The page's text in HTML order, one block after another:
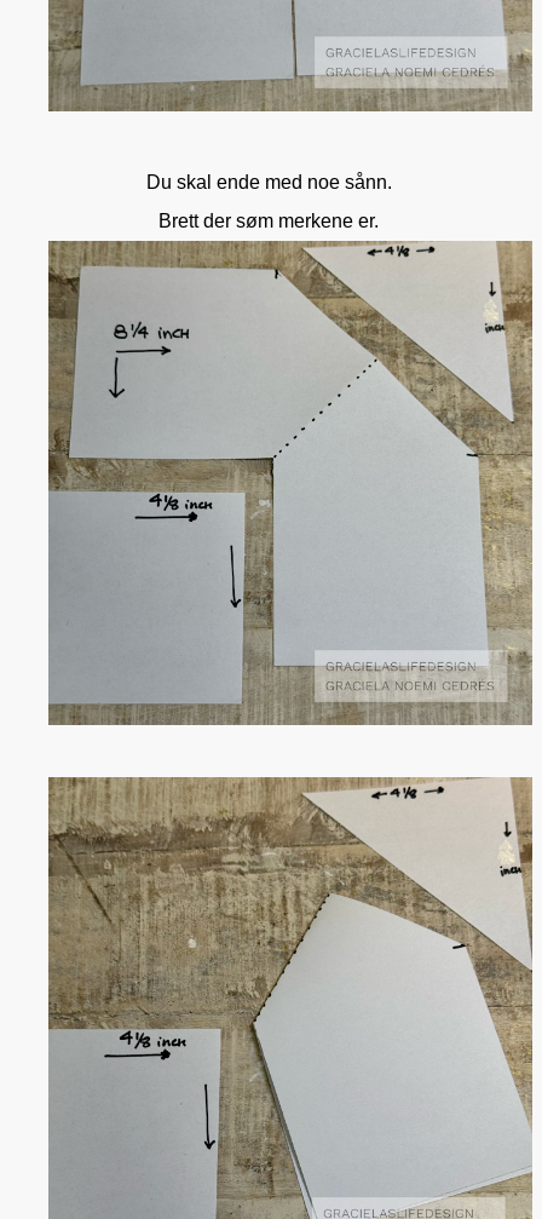
Du skal ende med noe sånn.
Brett der søm merkene er.